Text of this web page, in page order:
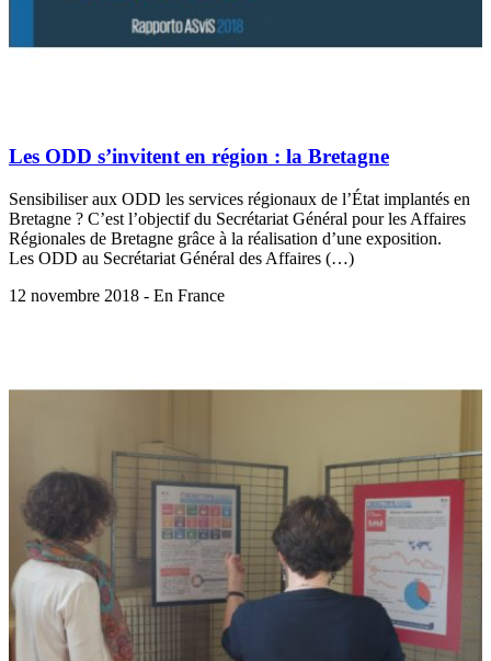
Les ODD s’invitent en région : la Bretagne
Sensibiliser aux ODD les services régionaux de l’État implantés en
Bretagne ? C’est l’objectif du Secrétariat Général pour les Affaires
Régionales de Bretagne grâce à la réalisation d’une exposition.
Les ODD au Secrétariat Général des Affaires (…)
12 novembre 2018 - En France